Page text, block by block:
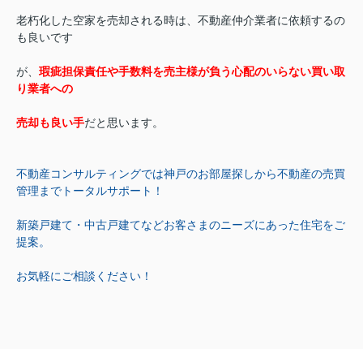
老朽化した空家を売却される時は、不動産仲介業者に依頼するの
も良いです
が、 瑕疵担保責任や手数料を売主様が負う心配のいらない買い取
り業者への
売却も良い手だと思います。
不動産コンサルティングでは神戸のお部屋探しから不動産の売買
管理までトータルサポート！
新築戸建て・中古戸建てなどお客さまのニーズにあった住宅をご
提案。
お気軽にご相談ください！